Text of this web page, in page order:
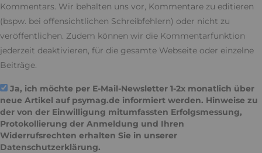
Kommentars. Wir behalten uns vor, Kommentare zu editieren
(bspw. bei offensichtlichen Schreibfehlern) oder nicht zu
veröffentlichen. Zudem können wir die Kommentarfunktion
jederzeit deaktivieren, für die gesamte Webseite oder einzelne
Beiträge.
Ja, ich möchte per E-Mail-Newsletter 1-2x monatlich über
neue Artikel auf psymag.de informiert werden. Hinweise zu
der von der Einwilligung mitumfassten Erfolgsmessung,
Protokollierung der Anmeldung und Ihren
Widerrufsrechten erhalten Sie in unserer
Datenschutzerklärung.